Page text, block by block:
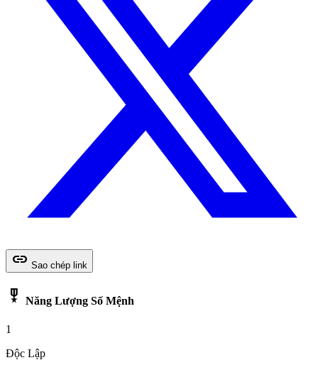
link Sao chép link
military_tech Năng Lượng Số Mệnh
1
Độc Lập